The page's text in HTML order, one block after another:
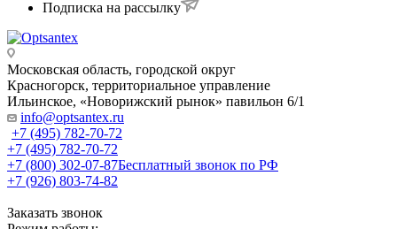
Подписка на рассылку
Московская область, городской округ
Красногорск, территориальное управление
Ильинское, «Новорижский рынок» павильон 6/1
info@optsantex.ru
+7 (495) 782-70-72
+7 (495) 782-70-72
+7 (800) 302-07-87Бесплатный звонок по РФ
+7 (926) 803-74-82
Заказать звонок